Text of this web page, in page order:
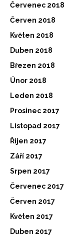
Červenec 2018
Červen 2018
Květen 2018
Duben 2018
Březen 2018
Únor 2018
Leden 2018
Prosinec 2017
Listopad 2017
Říjen 2017
Září 2017
Srpen 2017
Červenec 2017
Červen 2017
Květen 2017
Duben 2017